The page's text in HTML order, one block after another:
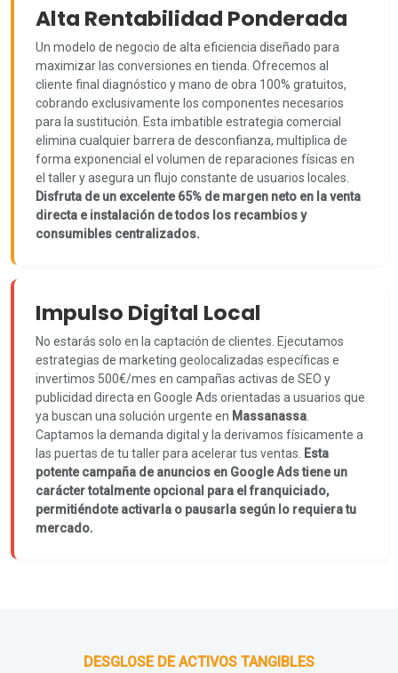
Alta Rentabilidad Ponderada
Un modelo de negocio de alta eficiencia diseñado para
maximizar las conversiones en tienda. Ofrecemos al
cliente final diagnóstico y mano de obra 100% gratuitos,
cobrando exclusivamente los componentes necesarios
para la sustitución. Esta imbatible estrategia comercial
elimina cualquier barrera de desconfianza, multiplica de
forma exponencial el volumen de reparaciones físicas en
el taller y asegura un flujo constante de usuarios locales.
Disfruta de un excelente 65% de margen neto en la venta
directa e instalación de todos los recambios y
consumibles centralizados.
Impulso Digital Local
No estarás solo en la captación de clientes. Ejecutamos
estrategias de marketing geolocalizadas específicas e
invertimos 500€/mes en campañas activas de SEO y
publicidad directa en Google Ads orientadas a usuarios que
ya buscan una solución urgente en Massanassa
Captamos la demanda digital y la derivamos físicamente a
las puertas de tu taller para acelerar tus ventas.
Esta
potente campaña de anuncios en Google Ads tiene un
carácter totalmente opcional para el franquiciado,
permitiéndote activarla o pausarla según lo requiera tu
mercado.
DESGLOSE DE ACTIVOS TANGIBLES